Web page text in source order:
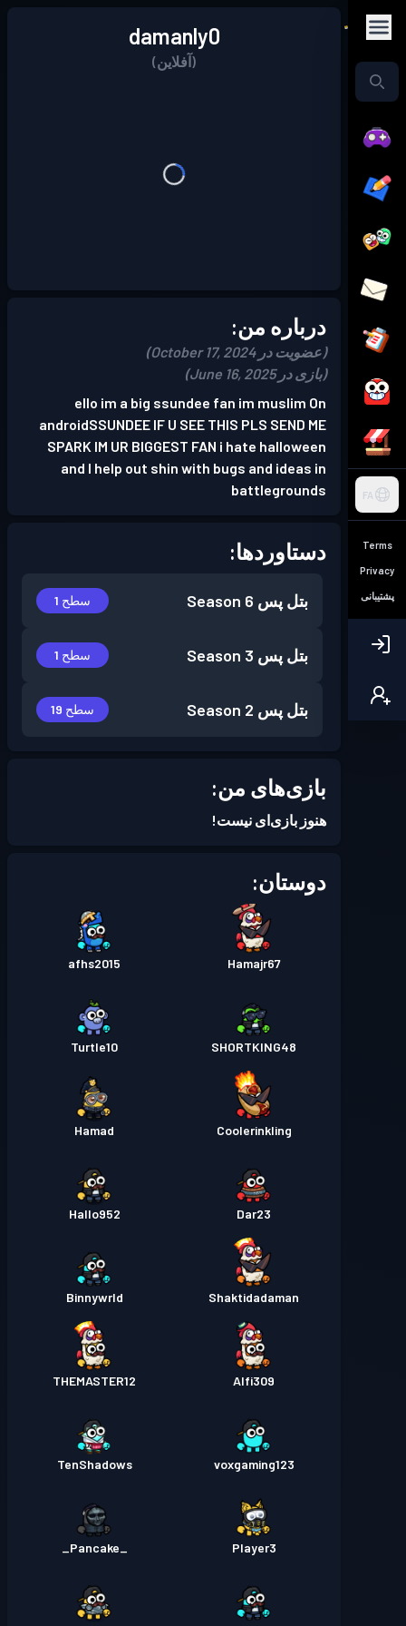
FA
Terms
Privacy
پشتیبانی
damanly0
(آفلاین)
درباره من:
(عضویت در October 17, 2024)
(بازی در June 16, 2025)
ello im a big ssundee fan im muslim On
androidSSUNDEE IF U SEE THIS PLS SEND ME
SPARK IM UR BIGGEST FAN i hate halloween
and I help out shin with bugs and ideas in
battlegrounds
دستاوردها:
بتل پس Season 6 سطح 1
بتل پس Season 3 سطح 1
بتل پس Season 2 سطح 19
بازی‌های من:
هنوز بازی‌ای نیست!
دوستان:
Hamajr67
afhs2015
SHORTKING48
Turtle10
Coolerinkling
Hamad
Dar23
Hallo952
Shaktidadaman
Binnywrld
Alfi309
THEMASTER12
voxgaming123
TenShadows
Player3